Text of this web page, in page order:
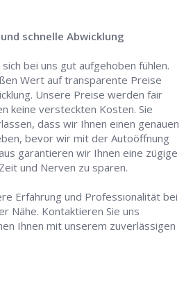
schnelle Abwicklung
bei uns gut aufgehoben fühlen.
Wert auf transparente Preise
Unsere Preise werden fair
keine versteckten Kosten. Sie
dass wir Ihnen einen genauen
bevor wir mit der Autoöffnung
garantieren wir Ihnen eine zügige
und Nerven zu sparen.
Erfahrung und Professionalität bei
Nähe. Kontaktieren Sie uns
Ihnen mit unserem zuverlässigen